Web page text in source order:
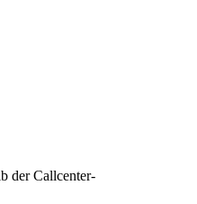
der Callcenter-